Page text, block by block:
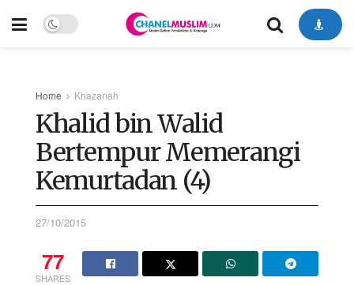
Home Khazanah
Khalid bin Walid
Bertempur Memerangi
Kemurtadan (4)
27/10/2015
77
SHARES